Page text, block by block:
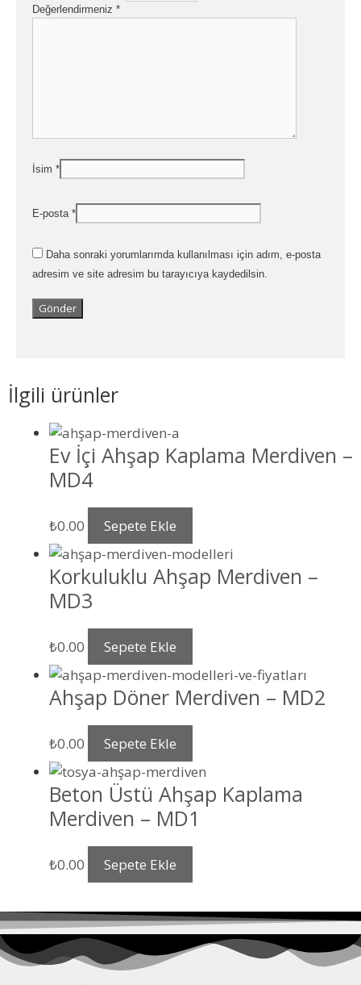
Değerlendirmeniz *
İsim *
E-posta *
Daha sonraki yorumlarımda kullanılması için adım, e-posta
adresim ve site adresim bu tarayıcıya kaydedilsin.
İlgili ürünler
Ev İçi Ahşap Kaplama Merdiven –
MD4
₺0.00 Sepete Ekle
Korkuluklu Ahşap Merdiven –
MD3
₺0.00 Sepete Ekle
Ahşap Döner Merdiven – MD2
₺0.00 Sepete Ekle
Beton Üstü Ahşap Kaplama
Merdiven – MD1
₺0.00 Sepete Ekle